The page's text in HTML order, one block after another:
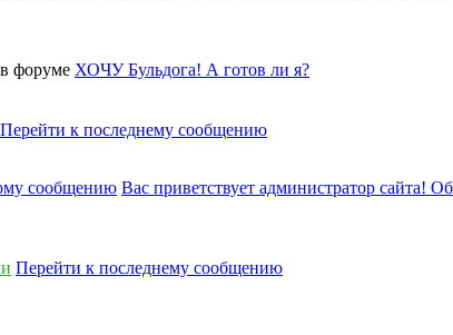
форуме ХОЧУ Бульдога! А готов ли я?
Перейти к последнему сообщению
сообщению Вас приветствует администратор сайта!
Перейти к последнему сообщению